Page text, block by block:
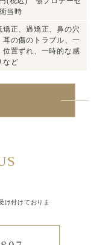
当時
正、過矯正、鼻の穴
の傷のトラブル、一
置ずれ、一時的な感
など
け付けておりま